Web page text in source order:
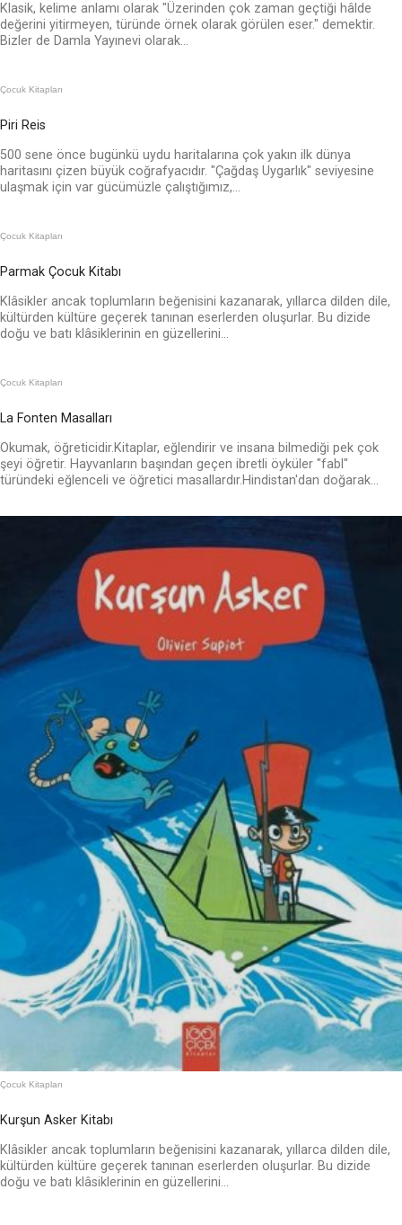
Klasik, kelime anlamı olarak "Üzerinden çok zaman geçtiği hâlde
değerini yitirmeyen, türünde örnek olarak görülen eser." demektir.
Bizler de Damla Yayınevi olarak...
Çocuk Kitapları
Piri Reis
500 sene önce bugünkü uydu haritalarına çok yakın ilk dünya
haritasını çizen büyük coğrafyacıdır. "Çağdaş Uygarlık" seviyesine
ulaşmak için var gücümüzle çalıştığımız,...
Çocuk Kitapları
Parmak Çocuk Kitabı
Klâsikler ancak toplumların beğenisini kazanarak, yıllarca dilden dile,
kültürden kültüre geçerek tanınan eserlerden oluşurlar. Bu dizide
doğu ve batı klâsiklerinin en güzellerini...
Çocuk Kitapları
La Fonten Masalları
Okumak, öğreticidir.Kitaplar, eğlendirir ve insana bilmediği pek çok
şeyi öğretir. Hayvanların başından geçen ibretli öyküler "fabl"
türündeki eğlenceli ve öğretici masallardır.Hindistan'dan doğarak...
Çocuk Kitapları
Kurşun Asker Kitabı
Klâsikler ancak toplumların beğenisini kazanarak, yıllarca dilden dile,
kültürden kültüre geçerek tanınan eserlerden oluşurlar. Bu dizide
doğu ve batı klâsiklerinin en güzellerini...